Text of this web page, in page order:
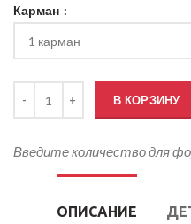
Карман
В КОРЗИНУ
Введите количество для
ОПИСАНИЕ